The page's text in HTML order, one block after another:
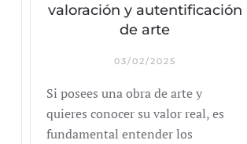
valoración y autentificación
de arte
03/02/2025
Si posees una obra de arte y
quieres conocer su valor real, es
fundamental entender los